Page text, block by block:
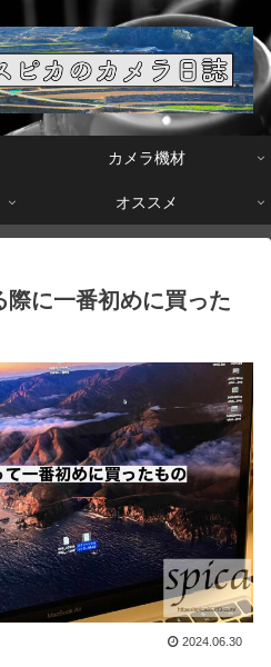
カメラ機材
オススメ
際に一番初めに買った
2024.06.30